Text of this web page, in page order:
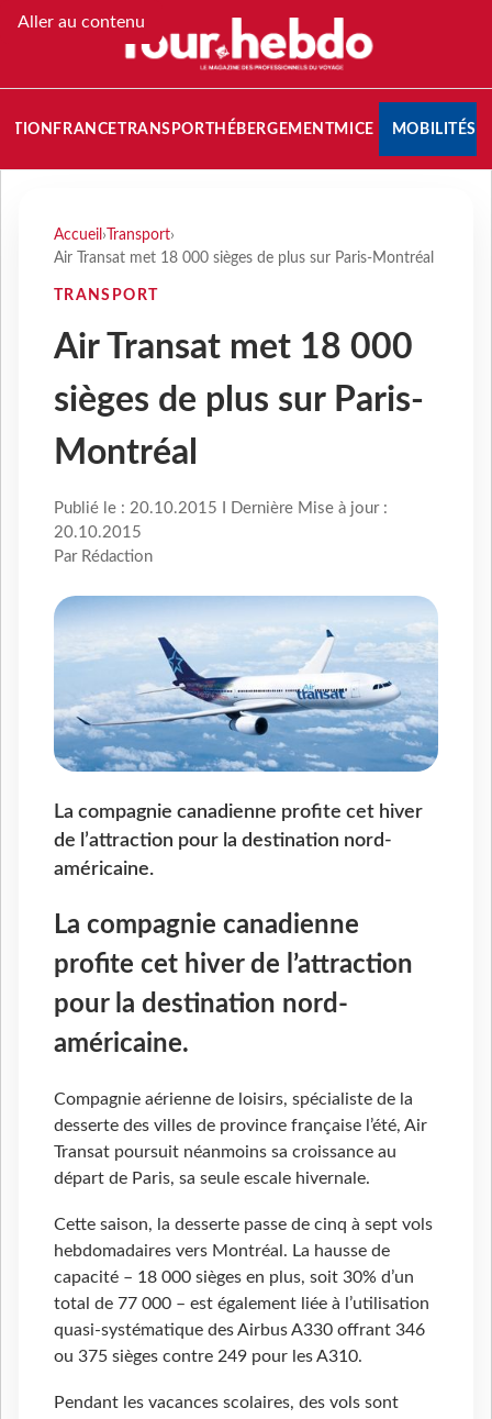
Aller au contenu
FRANCETRANSPORT HÉBERGEMENTMICE MOBILITÉS
Accueil › Transport›
Air Transat met 18 000 sièges de plus sur Paris-Montréal
TRANSPORT
Air Transat met 18 000
sièges de plus sur Paris-
Montréal
Publié le : 20.10.2015 I Dernière Mise à jour :
20.10.2015
Par Rédaction
La compagnie canadienne profite cet hiver
de l’attraction pour la destination nord-
américaine.
La compagnie canadienne
profite cet hiver de l’attraction
pour la destination nord-
américaine.
Compagnie aérienne de loisirs, spécialiste de la
desserte des villes de province française l’été, Air
Transat poursuit néanmoins sa croissance au
départ de Paris, sa seule escale hivernale.
Cette saison, la desserte passe de cinq à sept vols
hebdomadaires vers Montréal. La hausse de
capacité – 18 000 sièges en plus, soit 30% d’un
total de 77 000 – est également liée à l’utilisation
quasi-systématique des Airbus A330 offrant 346
ou 375 sièges contre 249 pour les A310.
Pendant les vacances scolaires, des vols sont